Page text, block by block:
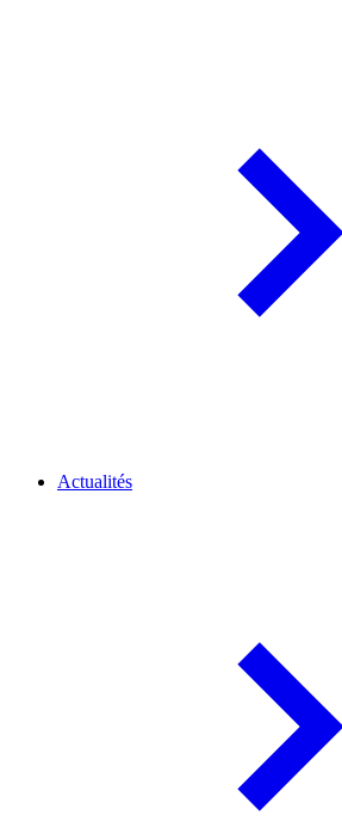
Actualités